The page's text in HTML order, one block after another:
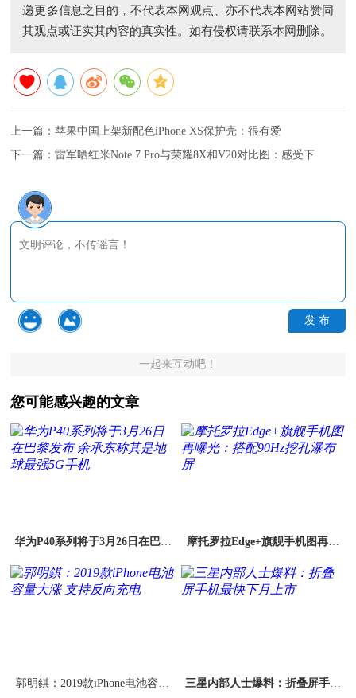
递更多信息之目的，不代表本网观点、亦不代表本网站赞同
其观点或证实其内容的真实性。如有侵权请联系本网删除。
上一篇：苹果中国上架新配色iPhone XS保护壳：很有爱
下一篇：雷军晒红米Note 7 Pro与荣耀8X和V20对比图：感受下
发 布
一起来互动吧！
您可能感兴趣的文章
华为P40系列将于3月26日在巴黎
机
摩托罗拉Edge+旗舰手机图再曝
郭明錤：2019款iPhone电池容量
三星内部人士爆料：折叠屏手机